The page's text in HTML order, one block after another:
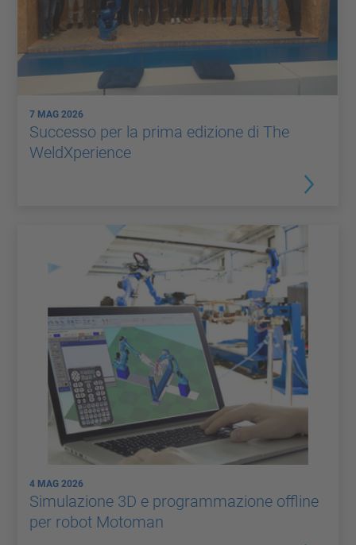
7 MAG 2026
Successo per la prima edizione di The
WeldXperience
4 MAG 2026
Simulazione 3D e programmazione offline
per robot Motoman